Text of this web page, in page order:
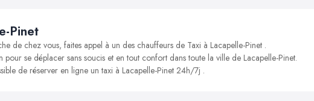
Pinet
de chez vous, faites appel à un des chauffeurs de Taxi à Lacapelle-Pinet .
pour se déplacer sans soucis et en tout confort dans toute la ville de Lacapelle-Pinet.
de réserver en ligne un taxi à Lacapelle-Pinet 24h/7j .